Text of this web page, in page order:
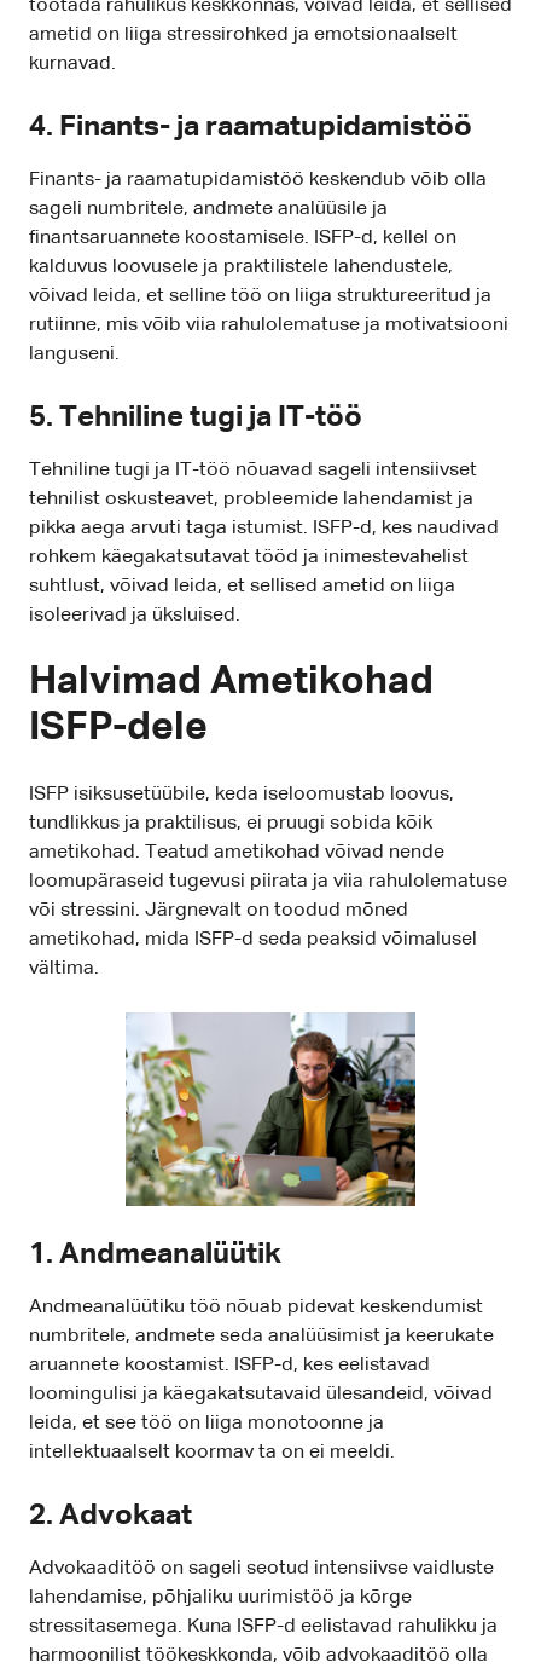
töötada rahulikus keskkonnas, võivad leida, et sellised
ametid on liiga stressirohked ja emotsionaalselt
kurnavad.
4. Finants- ja raamatupidamistöö
Finants- ja raamatupidamistöö keskendub võib olla
sageli numbritele, andmete analüüsile ja
finantsaruannete koostamisele. ISFP-d, kellel on
kalduvus loovusele ja praktilistele lahendustele,
võivad leida, et selline töö on liiga struktureeritud ja
rutiinne, mis võib viia rahulolematuse ja motivatsiooni
languseni.
5. Tehniline tugi ja IT-töö
Tehniline tugi ja IT-töö nõuavad sageli intensiivset
tehnilist oskusteavet, probleemide lahendamist ja
pikka aega arvuti taga istumist. ISFP-d, kes naudivad
rohkem käegakatsutavat tööd ja inimestevahelist
suhtlust, võivad leida, et sellised ametid on liiga
isoleerivad ja üksluised.
Halvimad Ametikohad
ISFP-dele
ISFP isiksusetüübile, keda iseloomustab loovus,
tundlikkus ja praktilisus, ei pruugi sobida kõik
ametikohad. Teatud ametikohad võivad nende
loomupäraseid tugevusi piirata ja viia rahulolematuse
või stressini. Järgnevalt on toodud mõned
ametikohad, mida ISFP-d seda peaksid võimalusel
vältima.
1. Andmeanalüütik
Andmeanalüütiku töö nõuab pidevat keskendumist
numbritele, andmete seda analüüsimist ja keerukate
aruannete koostamist. ISFP-d, kes eelistavad
loomingulisi ja käegakatsutavaid ülesandeid, võivad
leida, et see töö on liiga monotoonne ja
intellektuaalselt koormav ta on ei meeldi.
2. Advokaat
Advokaaditöö on sageli seotud intensiivse vaidluste
lahendamise, põhjaliku uurimistöö ja kõrge
stressitasemega. Kuna ISFP-d eelistavad rahulikku ja
harmoonilist töökeskkonda, võib advokaaditöö olla